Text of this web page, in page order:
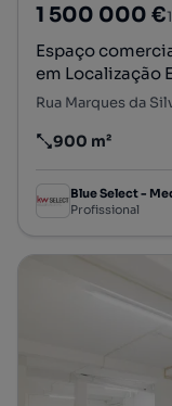
1 500 000 €
Espaço
em Localização
Preço por metro
900 m²
Blue Select -
Profissional